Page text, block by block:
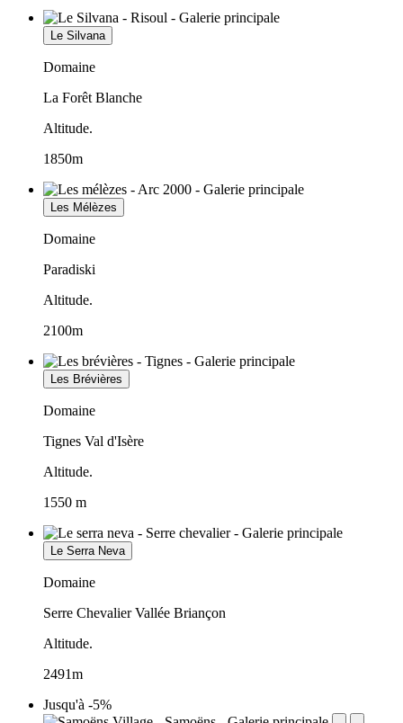
Le Silvana
Domaine
La Forêt Blanche
Altitude.
1850m
Les Mélèzes
Domaine
Paradiski
Altitude.
2100m
Les Brévières
Domaine
Tignes Val d'Isère
Altitude.
1550 m
Le Serra Neva
Domaine
Serre Chevalier Vallée Briançon
Altitude.
2491m
Jusqu'à -5%